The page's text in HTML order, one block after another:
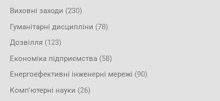
Виховні заходи (230)
Гуманітарні дисципліни (78)
Дозвілля (123)
Економіка підприємства (58)
Енергоефективні інженерні мережі (90)
Комп'ютерні науки (26)